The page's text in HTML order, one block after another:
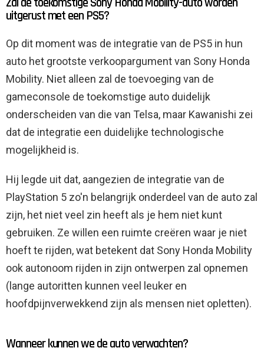
uitgerust met een PS5?
Op dit moment was de integratie van de PS5 in hun
auto het grootste verkoopargument van Sony Honda
Mobility. Niet alleen zal de toevoeging van de
gameconsole de toekomstige auto duidelijk
onderscheiden van die van Telsa, maar Kawanishi zei
dat de integratie een duidelijke technologische
mogelijkheid is.
Hij legde uit dat, aangezien de integratie van de
PlayStation 5 zo'n belangrijk onderdeel van de auto zal
zijn, het niet veel zin heeft als je hem niet kunt
gebruiken. Ze willen een ruimte creëren waar je niet
hoeft te rijden, wat betekent dat Sony Honda Mobility
ook autonoom rijden in zijn ontwerpen zal opnemen
(lange autoritten kunnen veel leuker en
hoofdpijnverwekkend zijn als mensen niet opletten).
Wanneer kunnen we de auto verwachten?